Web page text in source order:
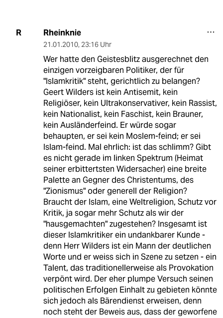
R Rheinknie
21.01.2010, 23:16 Uhr
Wer hatte den Geistesblitz ausgerechnet den
einzigen vorzeigbaren Politiker, der für
"Islamkritik" steht, gerichtlich zu belangen?
Geert Wilders ist kein Antisemit, kein
Religiöser, kein Ultrakonservativer, kein Rassist,
kein Nationalist, kein Faschist, kein Brauner,
kein Ausländerfeind. Er würde sogar
behaupten, er sei kein Moslem-feind; er sei
Islam-feind. Mal ehrlich: ist das schlimm? Gibt
es nicht gerade im linken Spektrum (Heimat
seiner erbittertsten Widersacher) eine breite
Palette an Gegner des Christentums, des
"Zionismus" oder generell der Religion?
Braucht der Islam, eine Weltreligion, Schutz vor
Kritik, ja sogar mehr Schutz als wir der
"hausgemachten" zugestehen? Insgesamt ist
dieser Islamkritiker ein undankbarer Kunde -
denn Herr Wilders ist ein Mann der deutlichen
Worte und er weiss sich in Szene zu setzen - ein
Talent, das traditionellerweise als Provokation
verpönt wird. Der eher plumpe Versuch seinen
politischen Erfolgen Einhalt zu gebieten könnte
sich jedoch als Bärendienst erweisen, denn
noch steht der Beweis aus, dass der geworfene